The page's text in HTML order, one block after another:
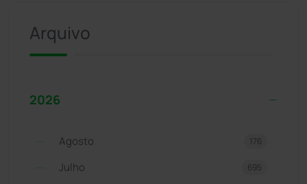
Arquivo
2026
Agosto 176
Julho 695